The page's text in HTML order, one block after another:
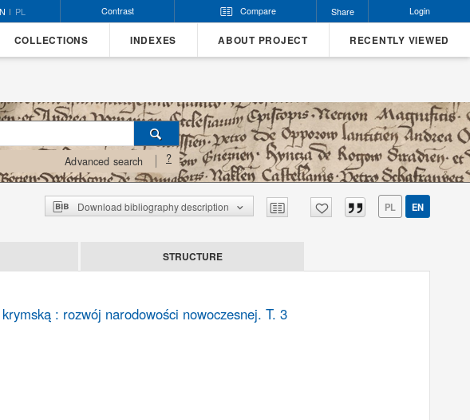
PL Contrast Compare Share Login
COLLECTIONS INDEXES ABOUT PROJECT RECENTLY VIEWED
Advanced search ?
Download bibliography description PL EN
STRUCTURE
: rozwój narodowości nowoczesnej. T. 3